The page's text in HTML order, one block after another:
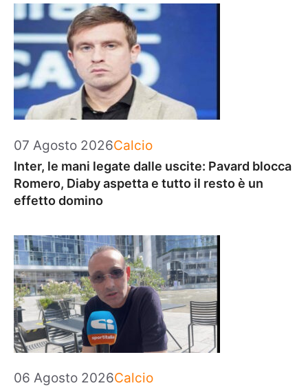
07 Agosto 2026Categorie
Calcio
Inter, le mani legate dalle uscite: Pavard blocca
Romero, Diaby aspetta e tutto il resto è un
effetto domino
06 Agosto 2026Categorie
Calcio